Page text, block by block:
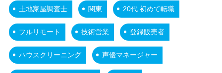
土地家屋調査士 関東 20代 初めて転職
フルリモート 技術営業 登録販売者
ハウスクリーニング 声優マネージャー